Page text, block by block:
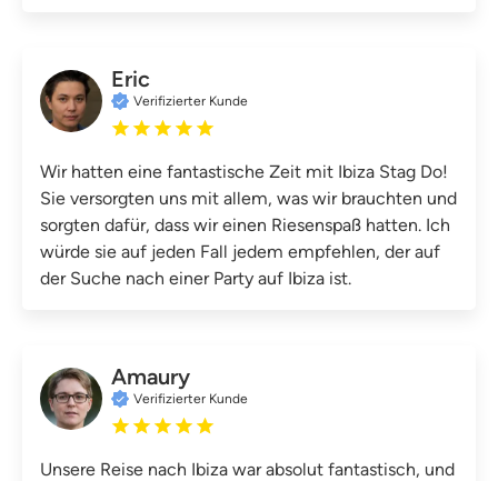
Eric
Verifizierter Kunde
Wir hatten eine fantastische Zeit mit Ibiza Stag Do!
Sie versorgten uns mit allem, was wir brauchten und
sorgten dafür, dass wir einen Riesenspaß hatten. Ich
würde sie auf jeden Fall jedem empfehlen, der auf
der Suche nach einer Party auf Ibiza ist.
Amaury
Verifizierter Kunde
Unsere Reise nach Ibiza war absolut fantastisch, und